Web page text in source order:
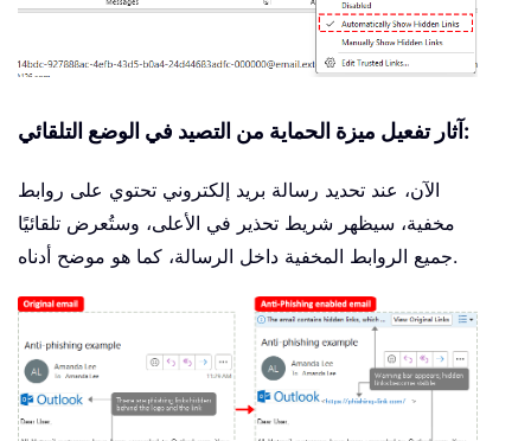
آثار تفعيل ميزة الحماية من التصيد في الوضع التلقائي:
الآن، عند تحديد رسالة بريد إلكتروني تحتوي على روابط
مخفية، سيظهر شريط تحذير في الأعلى، وستُعرض تلقائيًا
جميع الروابط المخفية داخل الرسالة، كما هو موضح أدناه.